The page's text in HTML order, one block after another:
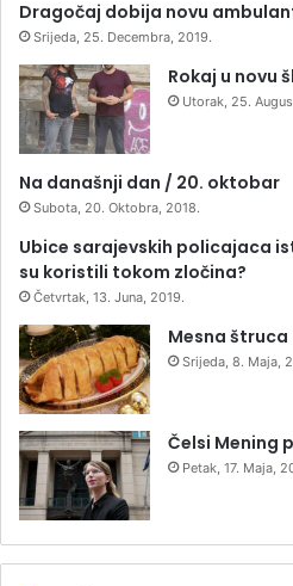
Dragočaj dobija novu
Srijeda, 25. Decembra, 2019.
Rokaj u novu
Utorak, 25.
Na današnji dan / 20. oktobar
Subota, 20. Oktobra, 2018.
Ubice sarajevskih policajaca
su koristili tokom zločina?
Četvrtak, 13. Juna, 2019.
Mesna štruca
Srijeda, 8. Maja,
Čelsi Mening
Petak, 17. Maja,